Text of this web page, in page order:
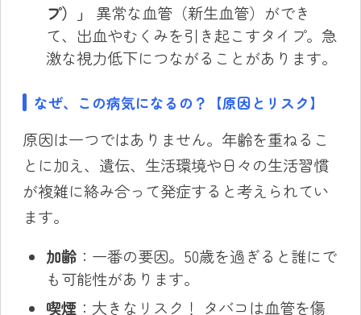
プ）」
異常な血管（新生血管）ができ
て、出血やむくみを引き起こすタイプ。急
激な視力低下につながることがあります。
なぜ、この病気になるの？【原因とリスク】
原因は一つではありません。年齢を重ねるこ
とに加え、遺伝、生活環境や日々の生活習慣
が複雑に絡み合って発症すると考えられてい
ます。
加齢：一番の要因。50歳を過ぎると誰にで
も可能性があります。
喫煙：大きなリスク！ タバコは血管を傷